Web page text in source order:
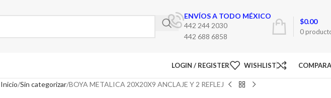
ENVÍOS A TODO MÉXICO
442 244 2030
442 688 6858
0
$0.00
LOGIN / REGISTER WISHLIST
Inicio Sin categorizar BOYA METALICA 20X20X9 ANCLAJE Y 2 REFLEJ